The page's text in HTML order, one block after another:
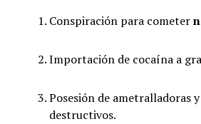
Conspiración para cometer
Importación de cocaína a
Posesión de ametralladoras
destructivos.